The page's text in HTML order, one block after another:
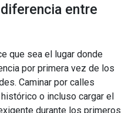
entre
que sea el lugar donde
por primera vez de los
Caminar por calles
o incluso cargar el
durante los primeros